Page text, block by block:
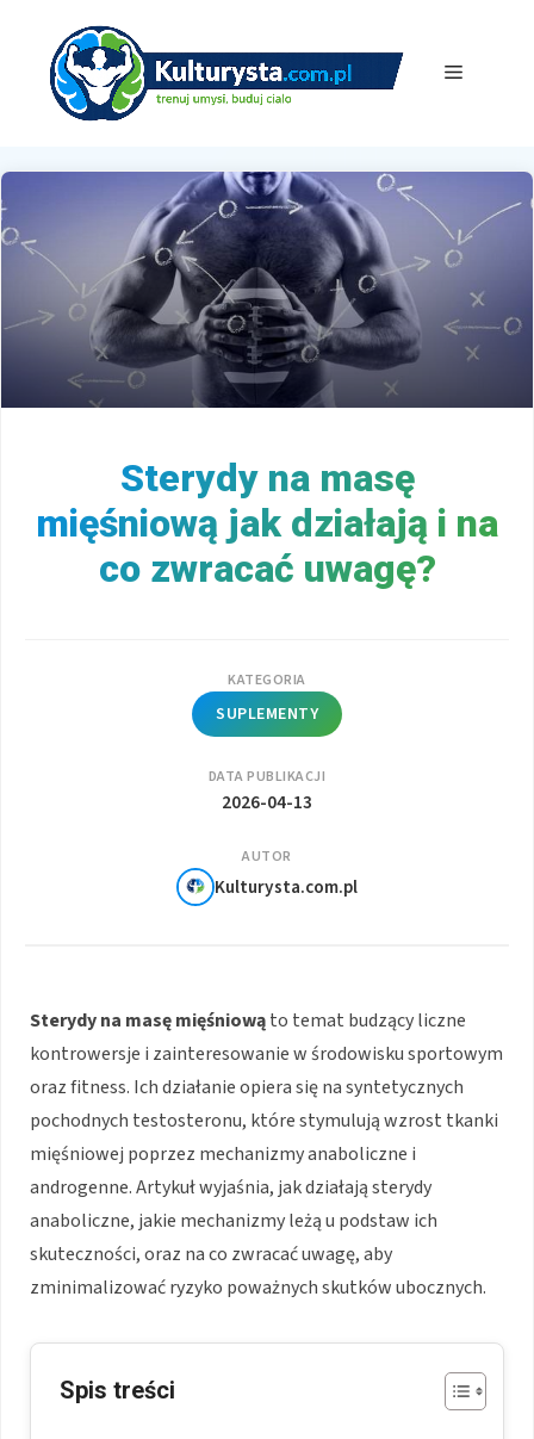
Menu
Sterydy na masę
mięśniową jak działają i na
co zwracać uwagę?
KATEGORIA
SUPLEMENTY
DATA PUBLIKACJI
2026-04-13
AUTOR
Kulturysta.com.pl
Sterydy na masę mięśniowąto temat budzący liczne
kontrowersje i zainteresowanie w środowisku sportowym
oraz fitness. Ich działanie opiera się na syntetycznych
pochodnych testosteronu, które stymulują wzrost tkanki
mięśniowej poprzez mechanizmy anaboliczne i
androgenne. Artykuł wyjaśnia, jak działają sterydy
anaboliczne, jakie mechanizmy leżą u podstaw ich
skuteczności, oraz na co zwracać uwagę, aby
zminimalizować ryzyko poważnych skutków ubocznych.
Spis treści